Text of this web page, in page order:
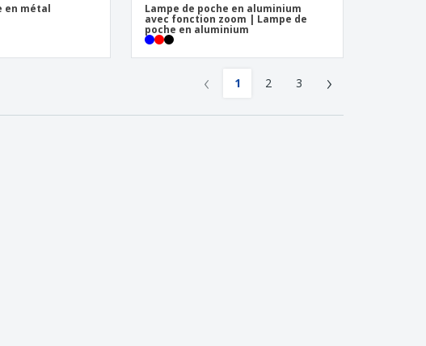
en métal Lampe de poche en aluminium
avec fonction zoom | Lampe de
poche en aluminium
‹ 1 2 3 ›